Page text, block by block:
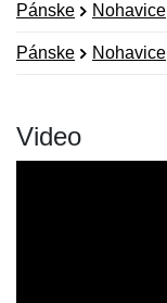
Pánske Nohavice
Pánske Nohavice
Video